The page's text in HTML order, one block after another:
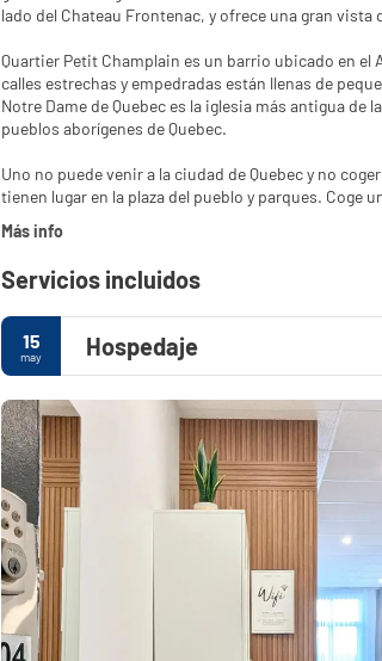
lado del Chateau Frontenac, y ofrece una gran vista
Quartier Petit Champlain es un barrio ubicado en el
calles estrechas y empedradas están llenas de
Notre Dame de Quebec es la iglesia más antigua
pueblos aborígenes de Quebec.
Uno no puede venir a la ciudad de Quebec y no
Más info
Servicios incluidos
15
may Hospedaje